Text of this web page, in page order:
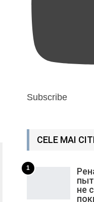
Subscribe
CELE MAI
1
не